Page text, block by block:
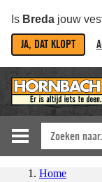
Is Breda jouw
JA, DAT KLOPT
Home